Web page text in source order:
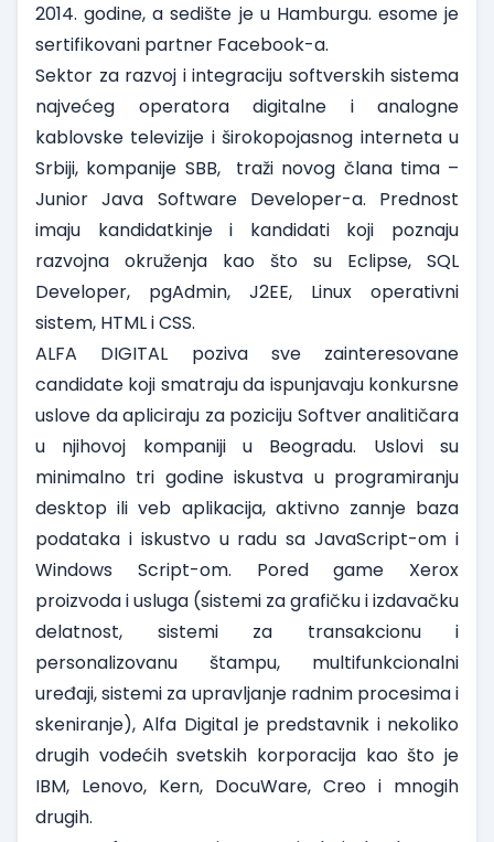
2014. godine, a sedište je u Hamburgu. esome je
sertifikovani partner Facebook-a.
Sektor za razvoj i integraciju softverskih sistema
najvećeg operatora digitalne i analogne
kablovske televizije i širokopojasnog interneta u
Srbiji, kompanije SBB, traži novog člana tima –
Junior Java Software Developer-a. Prednost
imaju kandidatkinje i kandidati koji poznaju
razvojna okruženja kao što su Eclipse, SQL
Developer, pgAdmin, J2EE, Linux operativni
sistem, HTML i CSS.
ALFA DIGITAL poziva sve zainteresovane
candidate koji smatraju da ispunjavaju konkursne
uslove da apliciraju za poziciju Softver analitičara
u njihovoj kompaniji u Beogradu. Uslovi su
minimalno tri godine iskustva u programiranju
desktop ili veb aplikacija, aktivno zannje baza
podataka i iskustvo u radu sa JavaScript-om i
Windows Script-om. Pored game Xerox
proizvoda i usluga (sistemi za grafičku i izdavačku
delatnost, sistemi za transakcionu i
personalizovanu štampu, multifunkcionalni
uređaji, sistemi za upravljanje radnim procesima i
skeniranje), Alfa Digital je predstavnik i nekoliko
drugih vodećih svetskih korporacija kao što je
IBM, Lenovo, Kern, DocuWare, Creo i mnogih
drugih.